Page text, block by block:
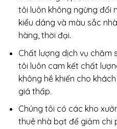
tôi luôn không ngừng đổi
kiểu dáng và màu sắc
hàng, thời đại.
Chất lượng dịch vụ chăm
tôi luôn cam kết chất
không hề khiến cho
giá thấp.
Chúng tôi có các kho
thuê nhà bạt để giảm chi